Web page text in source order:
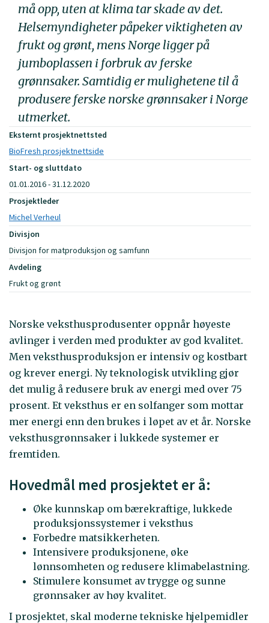
må opp, uten at klima tar skade av det.
Helsemyndigheter påpeker viktigheten av
frukt og grønt, mens Norge ligger på
jumboplassen i forbruk av ferske
grønnsaker. Samtidig er mulighetene til å
produsere ferske norske grønnsaker i Norge
utmerket.
Eksternt prosjektnettsted
BioFresh prosjektnettside
Start- og sluttdato
01.01.2016 - 31.12.2020
Prosjektleder
Michel Verheul
Divisjon
Divisjon for matproduksjon og samfunn
Avdeling
Frukt og grønt
Norske veksthusprodusenter oppnår høyeste
avlinger i verden med produkter av god kvalitet.
Men veksthusproduksjon er intensiv og kostbart
og krever energi. Ny teknologisk utvikling gjør
det mulig å redusere bruk av energi med over 75
prosent. Et veksthus er en solfanger som mottar
mer energi enn den brukes i løpet av et år. Norske
veksthusgrønnsaker i lukkede systemer er
fremtiden.
Hovedmål med prosjektet er å:
Øke kunnskap om bærekraftige, lukkede
produksjonssystemer i veksthus
Forbedre matsikkerheten.
Intensivere produksjonene, øke
lønnsomheten og redusere klimabelastning.
Stimulere konsumet av trygge og sunne
grønnsaker av høy kvalitet.
I prosjektet, skal moderne tekniske hjelpemidler